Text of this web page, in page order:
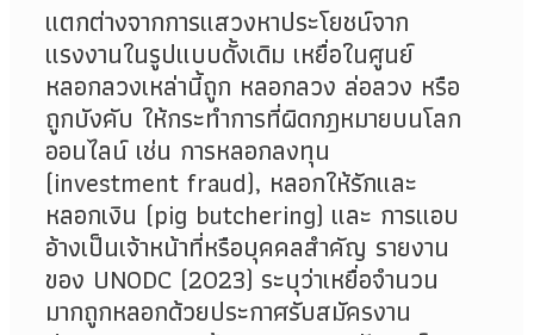
แตกต่างจากการแสวงหาประโยชน์จาก
แรงงานในรูปแบบดั้งเดิม เหยื่อในศูนย์
หลอกลวงเหล่านี้ถูก หลอกลวง ล่อลวง หรือ
ถูกบังคับ ให้กระทำการที่ผิดกฎหมายบนโลก
ออนไลน์ เช่น การหลอกลงทุน
(investment fraud), หลอกให้รักและ
หลอกเงิน (pig butchering) และ การแอบ
อ้างเป็นเจ้าหน้าที่หรือบุคคลสำคัญ รายงาน
ของ UNODC (2023) ระบุว่าเหยื่อจำนวน
มากถูกหลอกด้วยประกาศรับสมัครงาน